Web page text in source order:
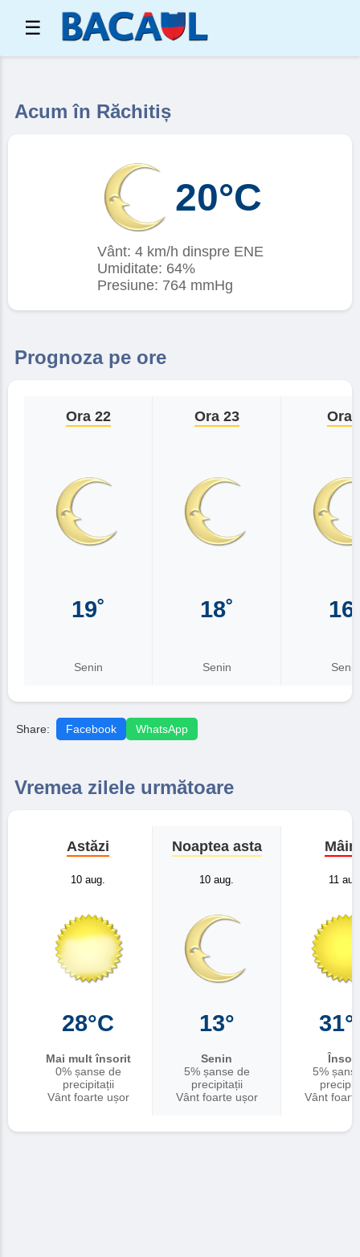
☰
Acum în Răchitiș
20°C
Vânt: 4 km/h dinspre ENE
Umiditate: 64%
Presiune: 764 mmHg
Prognoza pe ore
Ora 22
19˚
Senin
Ora 23
18˚
Senin
Ora
Senin
Share: Facebook WhatsApp
Vremea zilele următoare
Astăzi
10 aug.
28°C
Mai mult însorit
0% șanse de
precipitații
Vânt foarte ușor
Noaptea asta
10 aug.
13°
Senin
5% șanse de
precipitații
Vânt foarte ușor
11
5%
Vânt